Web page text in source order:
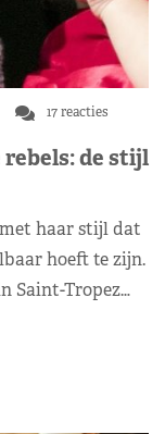
17 reacties
de stijl
haar stijl dat
hoeft te zijn.
Saint-Tropez…